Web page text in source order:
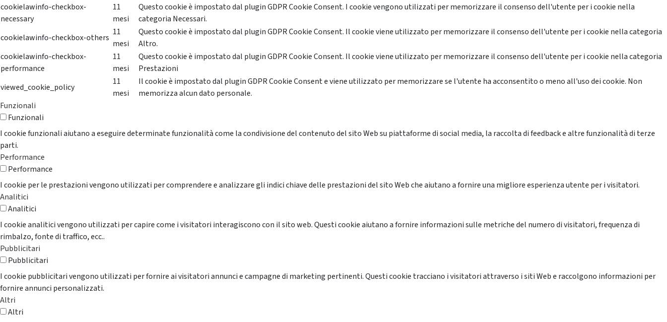
cookielawinfo-checkbox-
necessary
11
mesi
Questo cookie è impostato dal plugin GDPR Cookie Consent. I cookie vengono utilizzati per memorizzare il consenso dell'utente per i cookie nella
categoria Necessari.
cookielawinfo-checkbox-others
11
mesi
Questo cookie è impostato dal plugin GDPR Cookie Consent. Il cookie viene utilizzato per memorizzare il consenso dell'utente per i cookie nella categoria
Altro.
cookielawinfo-checkbox-
performance
11
mesi
Questo cookie è impostato dal plugin GDPR Cookie Consent. Il cookie viene utilizzato per memorizzare il consenso dell'utente per i cookie nella categoria
Prestazioni
viewed_cookie_policy
11
mesi
Il cookie è impostato dal plugin GDPR Cookie Consent e viene utilizzato per memorizzare se l'utente ha acconsentito o meno all'uso dei cookie. Non
memorizza alcun dato personale.
Funzionali
Funzionali
I cookie funzionali aiutano a eseguire determinate funzionalità come la condivisione del contenuto del sito Web su piattaforme di social media, la raccolta di feedback e altre funzionalità di terze
parti.
Performance
Performance
I cookie per le prestazioni vengono utilizzati per comprendere e analizzare gli indici chiave delle prestazioni del sito Web che aiutano a fornire una migliore esperienza utente per i visitatori.
Analitici
Analitici
I cookie analitici vengono utilizzati per capire come i visitatori interagiscono con il sito web. Questi cookie aiutano a fornire informazioni sulle metriche del numero di visitatori, frequenza di
rimbalzo, fonte di traffico, ecc..
Pubblicitari
Pubblicitari
I cookie pubblicitari vengono utilizzati per fornire ai visitatori annunci e campagne di marketing pertinenti. Questi cookie tracciano i visitatori attraverso i siti Web e raccolgono informazioni per
fornire annunci personalizzati.
Altri
Altri